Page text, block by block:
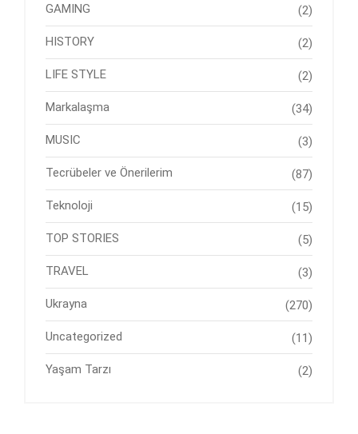
GAMING (2)
HISTORY (2)
LIFE STYLE (2)
Markalaşma (34)
MUSIC (3)
Tecrübeler ve Önerilerim (87)
Teknoloji (15)
TOP STORIES (5)
TRAVEL (3)
Ukrayna (270)
Uncategorized (11)
Yaşam Tarzı (2)